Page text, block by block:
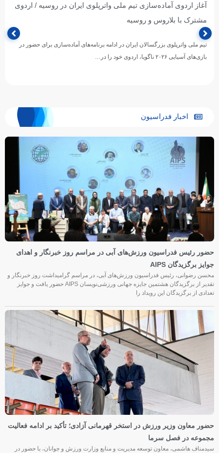
آغاز اردوی آماده‌سازی تیم ملی واترپلوی ایران در روسیه / اردوی
مشترک با بلاروس و روسیه
تیم ملی واترپلوی بزرگسالان ایران در ادامه برنامه‌های آماده‌سازی برای حضور در
بازی‌های آسیایی ۲۰۲۶ ناگویا، اردوی خود را در…
اخبار فدراسیون
حضور رئیس فدراسیون ورزش‌های آبی در مراسم روز خبرنگار و اهدای
جوایز برگزیدگان AIPS
محسن رضوانی، رئیس فدراسیون ورزش‌های آبی، در مراسم گرامیداشت روز خبرنگار و
تقدیر از برگزیدگان هشتمین جایزه جهانی ورزشی‌نویسان AIPS حضور یافت و جوایز
تعدادی از برگزیدگان این رویداد را
حضور معاون وزیر ورزش در استخر قهرمانی آزادی؛ تأکید بر ادامه فعالیت
مجموعه در فصل سرما
سیدمناف هاشمی، معاون توسعه مدیریت و منابع وزارت ورزش و جوانان، با حضور در